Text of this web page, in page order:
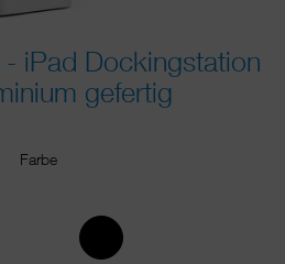
- iPad Dockingstation
gefertig
Farbe